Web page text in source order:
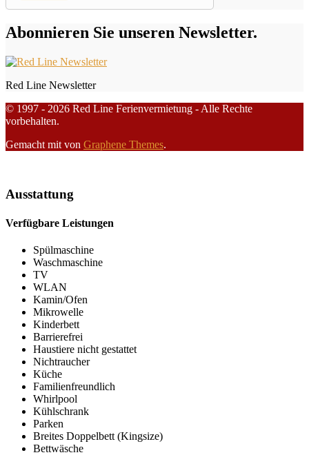
Abonnieren Sie unseren Newsletter.
Red Line Newsletter
© 1997 - 2026 Red Line Ferienvermietung - Alle Rechte
vorbehalten.
Gemacht mit von Graphene Themes.
Ausstattung
Verfügbare Leistungen
Spülmaschine
Waschmaschine
TV
WLAN
Kamin/Ofen
Mikrowelle
Kinderbett
Barrierefrei
Haustiere nicht gestattet
Nichtraucher
Küche
Familienfreundlich
Whirlpool
Kühlschrank
Parken
Breites Doppelbett (Kingsize)
Bettwäsche